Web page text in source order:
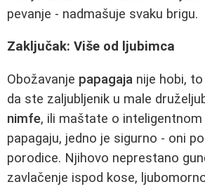
pevanje - nadmašuje svaku brigu.
Zaključak: Više od ljubimca
Obožavanje papagaja nije hobi,
da ste zaljubljenik u male
nimfe, ili maštate o
papagaju, jedno je sigurno - oni
porodice. Njihovo neprestano
zavlačenje ispod kose,